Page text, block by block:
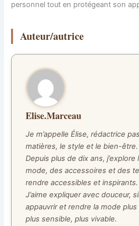
personnel tout en protégeant son
Auteur/autrice
Elise.Marceau
Je m’appelle Élise, rédactrice
matières, le style et le bien-être.
Depuis plus de dix ans,
mode, des accessoires et des
rendre accessibles et inspirants.
J’aime expliquer avec douceur,
appauvrir et rendre la mode plus
plus sensible, plus vivable.